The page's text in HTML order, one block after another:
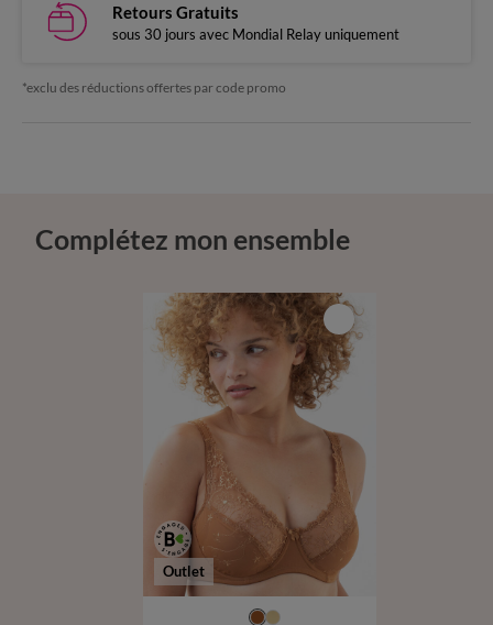
Retours Gratuits
sous 30 jours avec Mondial Relay uniquement
*exclu des réductions offertes par code promo
Complétez mon ensemble
Outlet